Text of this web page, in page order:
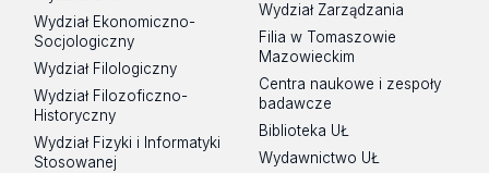
Wydział Ekonomiczno-
Socjologiczny
Wydział Filologiczny
Wydział Filozoficzno-
Historyczny
Wydział Fizyki i Informatyki
Stosowanej
Wydział Zarządzania
Filia w Tomaszowie
Mazowieckim
Centra naukowe i zespoły
badawcze
Biblioteka UŁ
Wydawnictwo UŁ